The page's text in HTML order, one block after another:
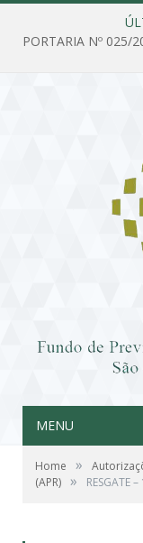
MENU
Home »
(APR) » RESGATE